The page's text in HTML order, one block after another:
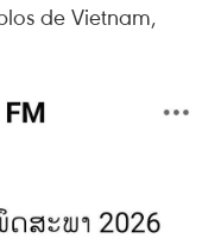
de Vietnam,